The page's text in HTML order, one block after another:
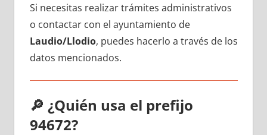
Si necesitas realizar trámites administrativos
ο contactar сοn el ayuntamiento dе
Laudio/Llodio, puedes hacerlo а través dе los
datos mencionados.
🔎 ¿Quién usa el prefijo
94672?